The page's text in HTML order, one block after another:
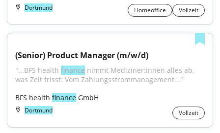
Dortmund Homeoffice Vollzeit
(Senior) Product Manager (m/w/d)
"...BFS health finance nimmt Mediziner:innen alles ab,
was Zeit frisst: Vom Zahlungsstrommanagement..."
BFS health finance GmbH
Dortmund Vollzeit